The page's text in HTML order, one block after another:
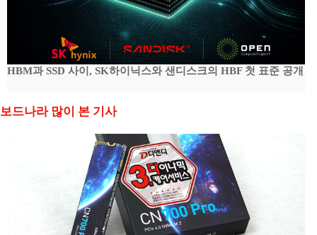
HBM과 SSD 사이, SK하이닉스와 샌디스크의 HBF 첫 표준 공개
보드나라 많이 본 기사